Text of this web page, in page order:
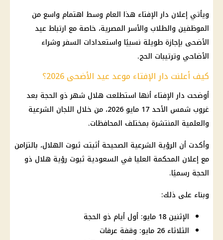
ويأتي إعلان دار الإفتاء هذا العام وسط اهتمام واسع من
الموظفين والطلاب والأسر المصرية، خاصة مع ارتباط عيد
الأضحى بإجازة طويلة نسبيًا واستعدادات السفر وشراء
الأضاحي وترتيبات الحج.
كيف أعلنت دار الإفتاء موعد عيد الأضحى 2026؟
أوضحت دار الإفتاء أنها استطلعت هلال شهر ذو الحجة بعد
غروب شمس الأحد 17 مايو 2026، من خلال اللجان الشرعية
والعلمية المنتشرة بمختلف المحافظات.
وأكدت أن الرؤية الشرعية الصحيحة أثبتت ثبوت الهلال، بالتزامن
مع إعلان المحكمة العليا في السعودية ثبوت رؤية هلال ذو
الحجة رسميًا.
وبناء على ذلك:
الإثنين 18 مايو: أول أيام ذو الحجة
الثلاثاء 26 مايو: وقفة عرفات